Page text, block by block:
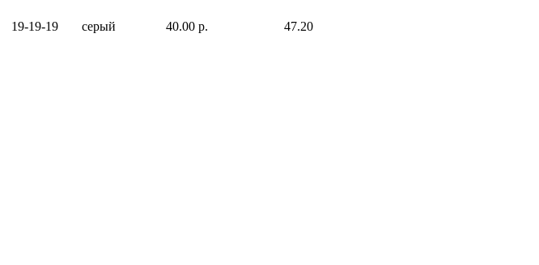
19-19-19 серый 40.00 р.
47.20